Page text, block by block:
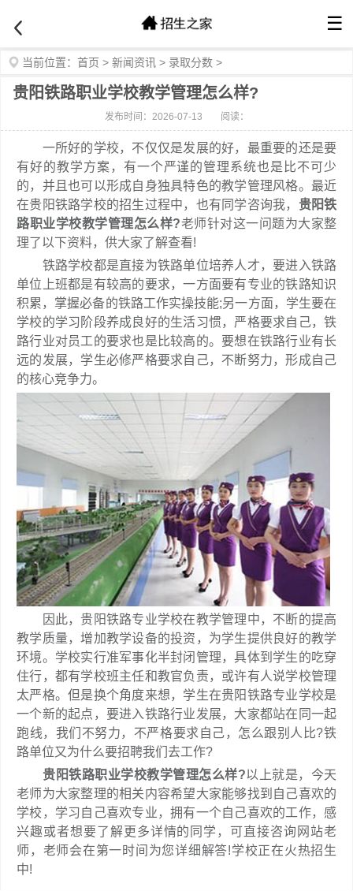
☰
当前位置： 首页 > 新闻资讯 > 录取分数 >
贵阳铁路职业学校教学管理怎么样?
发布时间：2026-07-13 阅读：
一所好的学校，不仅仅是发展的好，最重要的还是要
有好的教学方案，有一个严谨的管理系统也是比不可少
的，并且也可以形成自身独具特色的教学管理风格。最近
在贵阳铁路学校的招生过程中，也有同学咨询我， 贵阳铁
路职业学校教学管理怎么样?老师针对这一问题为大家整
理了以下资料，供大家了解查看!
铁路学校都是直接为铁路单位培养人才，要进入铁路
单位上班都是有较高的要求，一方面要有专业的铁路知识
积累，掌握必备的铁路工作实操技能;另一方面，学生要在
学校的学习阶段养成良好的生活习惯，严格要求自己，铁
路行业对员工的要求也是比较高的。要想在铁路行业有长
远的发展，学生必修严格要求自己，不断努力，形成自己
的核心竞争力。
因此，贵阳铁路专业学校在教学管理中，不断的提高
教学质量，增加教学设备的投资，为学生提供良好的教学
环境。学校实行准军事化半封闭管理，具体到学生的吃穿
住行，都有学校班主任和教官负责，或许有人说学校管理
太严格。但是换个角度来想，学生在贵阳铁路专业学校是
一个新的起点，要进入铁路行业发展，大家都站在同一起
跑线，我们不努力，不严格要求自己，怎么跟别人比?铁
路单位又为什么要招聘我们去工作?
贵阳铁路职业学校教学管理怎么样?以上就是，今天
老师为大家整理的相关内容希望大家能够找到自己喜欢的
学校，学习自己喜欢专业，拥有一个自己喜欢的工作，感
兴趣或者想要了解更多详情的同学，可直接咨询网站老
师，老师会在第一时间为您详细解答!学校正在火热招生
中!